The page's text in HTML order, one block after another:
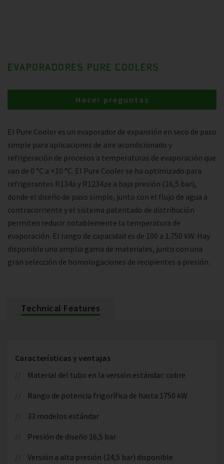
EVAPORADORES PURE COOLERS
El Pure Cooler es un evaporador de expansión en seco de paso
simple para aplicaciones de aire acondicionado y
refrigeración de procesos a temperaturas de evaporación que
van de 0 °C a +10 °C. El Pure Cooler se ha optimizado para
refrigerantes R134a y R1234ze a baja presión (16,5 bar),
donde el diseño de paso simple, junto con el flujo de agua a
contracorriente y el sistema patentado de distribución
permiten reducir notablemente la temperatura de
evaporación. El rango de capacidad es de 100 a 1.750 kW. Hay
disponible una amplia gama de materiales, junto con una
gran selección de homologaciones de recipientes a presión.
Hacer preguntas
Technical Features
Características y ventajas
Material del tubo en la versión estándar: cobre
Rango de potencia frigorífica de hasta 1750 kW
33 modelos estándar
Presión de diseño 16,5 bar
Versión a alta presión (24,5 bar) disponible